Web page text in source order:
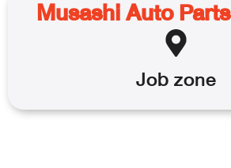
Musashi Auto
Jobzone